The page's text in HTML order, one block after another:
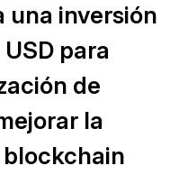
una inversión
para
de
la